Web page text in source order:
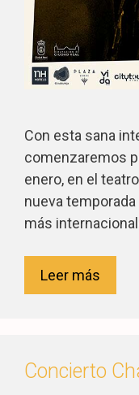
Con esta sana
comenzaremos
enero, en el
nueva
más
Leer más
Concierto